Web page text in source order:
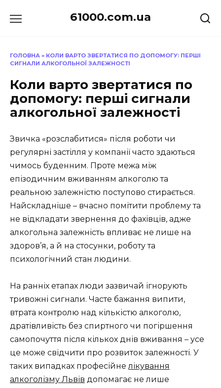
до
61000.com.ua
ГОЛОВНА » КОЛИ ВАРТО ЗВЕРТАТИСЯ ПО ДОПОМОГУ: ПЕРШІ
СИГНАЛИ АЛКОГОЛЬНОЇ ЗАЛЕЖНОСТІ
Коли варто звертатися по
допомогу: перші сигнали
алкогольної залежності
Звичка «розслабитися» після роботи чи
регулярні застілля у компанії часто здаються
чимось буденним. Проте межа між
епізодичним вживанням алкоголю та
реальною залежністю поступово стирається.
Найскладніше – вчасно помітити проблему та
не відкладати звернення до фахівців, адже
алкогольна залежність впливає не лише на
здоров’я, а й на стосунки, роботу та
психологічний стан людини.
На ранніх етапах люди зазвичай ігнорують
тривожні сигнали. Часте бажання випити,
втрата контролю над кількістю алкоголю,
дратівливість без спиртного чи погіршення
самопочуття після кількох днів вживання – усе
це може свідчити про розвиток залежності. У
таких випадках професійнелікування
алкоголізму Львів допомагає не лише